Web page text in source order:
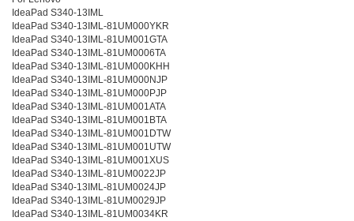
IdeaPad S340-13IML
IdeaPad S340-13IML-81UM000YKR
IdeaPad S340-13IML-81UM001GTA
IdeaPad S340-13IML-81UM0006TA
IdeaPad S340-13IML-81UM000KHH
IdeaPad S340-13IML-81UM000NJP
IdeaPad S340-13IML-81UM000PJP
IdeaPad S340-13IML-81UM001ATA
IdeaPad S340-13IML-81UM001BTA
IdeaPad S340-13IML-81UM001DTW
IdeaPad S340-13IML-81UM001UTW
IdeaPad S340-13IML-81UM001XUS
IdeaPad S340-13IML-81UM0022JP
IdeaPad S340-13IML-81UM0024JP
IdeaPad S340-13IML-81UM0029JP
IdeaPad S340-13IML-81UM0034KR